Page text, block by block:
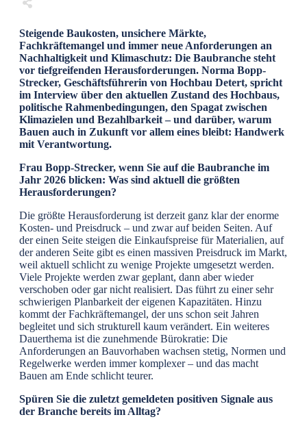
Steigende Baukosten, unsichere Märkte,
Fachkräftemangel und immer neue Anforderungen an
Nachhaltigkeit und Klimaschutz: Die Baubranche steht
vor tiefgreifenden Herausforderungen. Norma Bopp-
Strecker, Geschäftsführerin von Hochbau Detert, spricht
im Interview über den aktuellen Zustand des Hochbaus,
politische Rahmenbedingungen, den Spagat zwischen
Klimazielen und Bezahlbarkeit – und darüber, warum
Bauen auch in Zukunft vor allem eines bleibt: Handwerk
mit Verantwortung.
Frau Bopp-Strecker, wenn Sie auf die Baubranche im
Jahr 2026 blicken: Was sind aktuell die größten
Herausforderungen?
Die größte Herausforderung ist derzeit ganz klar der enorme
Kosten- und Preisdruck – und zwar auf beiden Seiten. Auf
der einen Seite steigen die Einkaufspreise für Materialien, auf
der anderen Seite gibt es einen massiven Preisdruck im Markt,
weil aktuell schlicht zu wenige Projekte umgesetzt werden.
Viele Projekte werden zwar geplant, dann aber wieder
verschoben oder gar nicht realisiert. Das führt zu einer sehr
schwierigen Planbarkeit der eigenen Kapazitäten. Hinzu
kommt der Fachkräftemangel, der uns schon seit Jahren
begleitet und sich strukturell kaum verändert. Ein weiteres
Dauerthema ist die zunehmende Bürokratie: Die
Anforderungen an Bauvorhaben wachsen stetig, Normen und
Regelwerke werden immer komplexer – und das macht
Bauen am Ende schlicht teurer.
Spüren Sie die zuletzt gemeldeten positiven Signale aus
der Branche bereits im Alltag?